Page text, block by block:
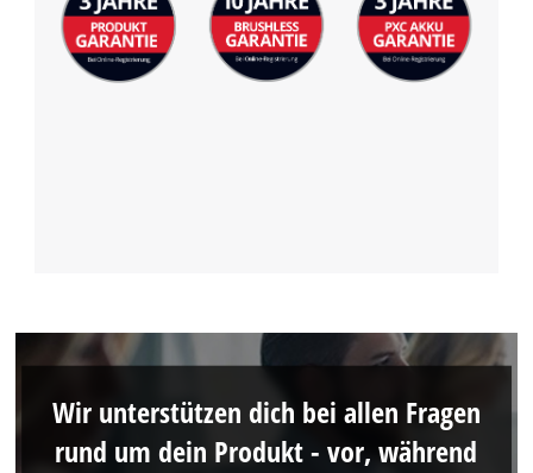
Wir unterstützen dich bei allen Fragen
rund um dein Produkt - vor, während